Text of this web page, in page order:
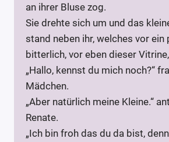
an ihrer Bluse zog.
Sie drehte sich um und das
stand neben ihr, welches vor ein
bitterlich, vor eben dieser
„Hallo, kennst du mich noch?“
Mädchen.
„Aber natürlich meine Kleine.“
Renate.
„Ich bin froh das du da bist,